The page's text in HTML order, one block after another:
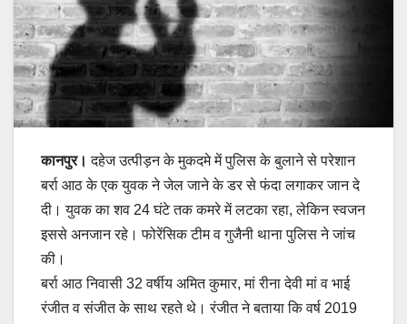
कानपुर।दहेज उत्पीड़न के मुकदमे में पुलिस के बुलाने से परेशान
बर्रा आठ के एक युवक ने जेल जाने के डर से फंदा लगाकर जान दे
दी। युवक का शव 24 घंटे तक कमरे में लटका रहा, लेकिन स्वजन
इससे अनजान रहे। फोरेंसिक टीम व गुजैनी थाना पुलिस ने जांच
की।
बर्रा आठ निवासी 32 वर्षीय अमित कुमार, मां रीना देवी मां व भाई
रंजीत व संजीत के साथ रहते थे। रंजीत ने बताया कि वर्ष 2019